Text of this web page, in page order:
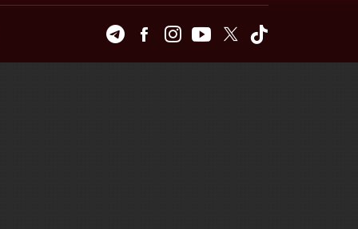
TelegramFacebookInstagramYoutubeTwitter